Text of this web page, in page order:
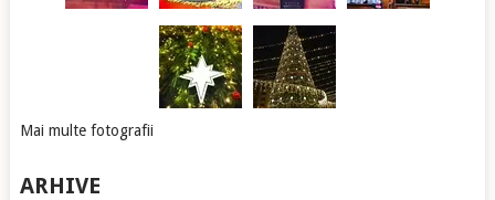
Mai multe fotografii
ARHIVE